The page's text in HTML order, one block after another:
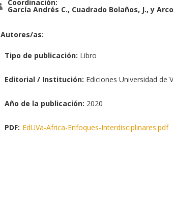
Coordinación:
García Andrés C., Cuadrado Bolaños, J., y
Autores/as:
Tipo de publicación: Libro
Editorial / Institución: Ediciones Universidad de
Año de la publicación: 2020
PDF: EdUVa-Africa-Enfoques-Interdisciplinares.pdf